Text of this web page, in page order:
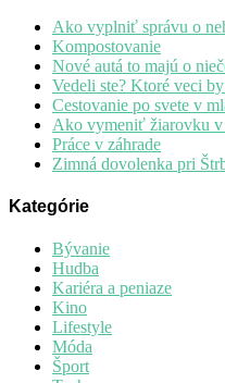
Ako vyplniť správu o
Kompostovanie
Nové autá to majú o
Vedeli ste? Ktoré veci
Cestovanie po svete v
Ako vymeniť žiarovku v
Práce v záhrade
Zimná dovolenka pri
Kategórie
Bývanie
Hudba
Kariéra a peniaze
Kino
Lifestyle
Móda
Šport